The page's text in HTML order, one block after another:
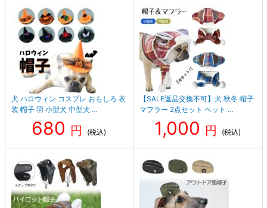
犬 ハロウィン コスプレ おもしろ 衣
装 帽子 羽 小型犬 中型犬 …
680 円 (税込)
【SALE返品交換不可】犬 秋冬 帽子
マフラー 2点セット ペット …
1,000 円 (税込)